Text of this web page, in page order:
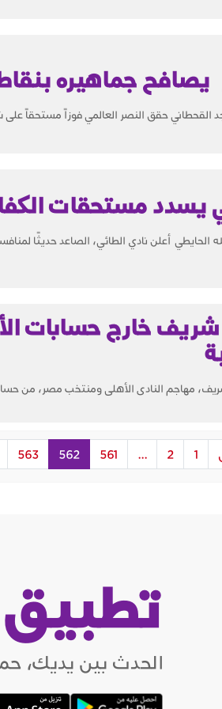
يصافح جماهيره
القحطاني حقق النصر العالمي فوزاً مستحقاً
يسدد مستحقات
الحايطي أعلن نادي الطائي، الصاعد حديثًا
خارج حسابات
مهاجم النادى الأهلى ومنتخب مصر، من
1
2
...
561
562
563
الحدث بين يديك،